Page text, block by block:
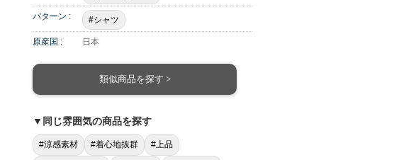
パターン : #シャツ
原産国 : 日本
類似商品を探す >
▼同じ雰囲気の商品を探す
#涼感素材 #着心地抜群 #上品